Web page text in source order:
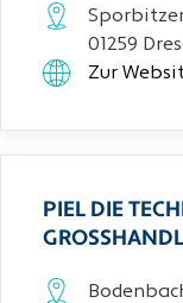
01259
Zur
PIEL DIE